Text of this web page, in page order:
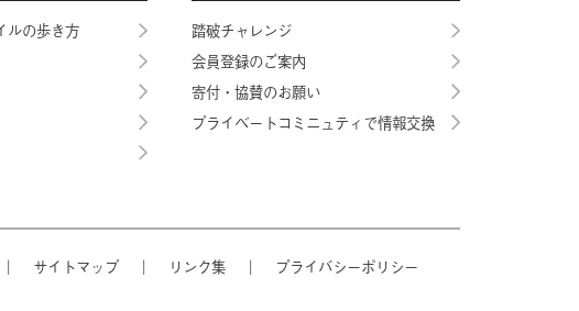
ルの歩き方
踏破チャレンジ
会員登録のご案内
寄付・協賛のお願い
プライベートコミニュティで情報交換
｜ サイトマップ ｜ リンク集 ｜
プライバシーポリシー